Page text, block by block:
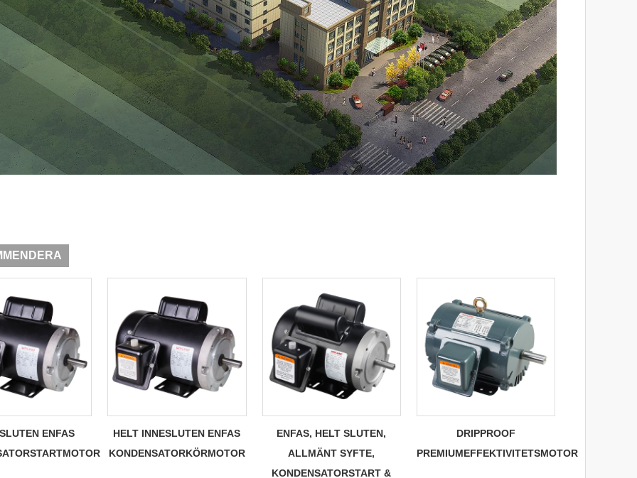
ENFAS
HELT INNESLUTEN ENFAS
KONDENSATORKÖRMOTOR
ENFAS, HELT SLUTEN,
ALLMÄNT SYFTE,
KONDENSATORSTART &
DRIPPROOF
PREMIUMEFFEKTIVITETSMOTOR